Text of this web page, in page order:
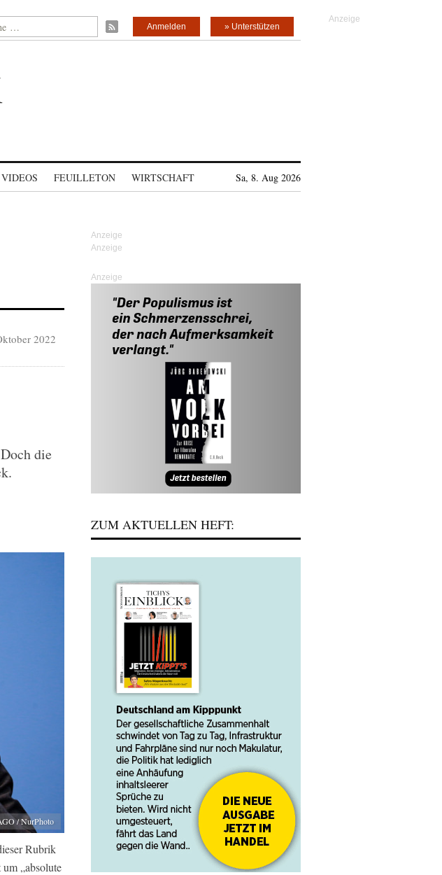
» Unterstützen
Anmelden
VIDEOS FEUILLETON WIRTSCHAFT Sa, 8. Aug 2026
2022
die
/ NurPhoto
Rubrik
„absolute
Anzeige
ZUM AKTUELLEN HEFT: